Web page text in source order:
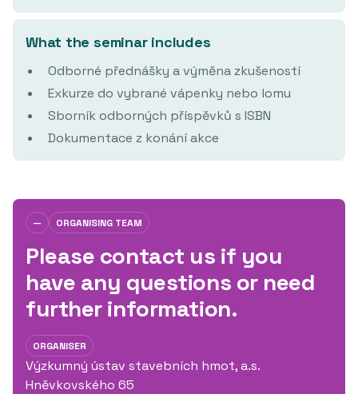
What the seminar includes
Odborné přednášky a výměna zkušeností
Exkurze do vybrané vápenky nebo lomu
Sborník odborných příspěvků s ISBN
Dokumentace z konání akce
— ORGANISING TEAM
Please contact us if you
have any questions or need
further information.
ORGANISER
Výzkumný ústav stavebních hmot, a.s.
Hněvkovského 65